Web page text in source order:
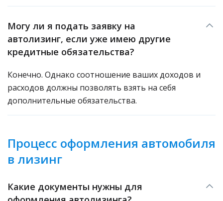
Могу ли я подать заявку на
автолизинг, если уже имею другие
кредитные обязательства?
Конечно. Однако соотношение ваших доходов и
расходов должны позволять взять на себя
дополнительные обязательства.
Процесс оформления автомобиля
в лизинг
Какие документы нужны для